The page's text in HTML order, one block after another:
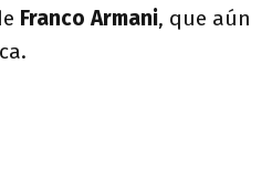
Franco Armani, que aún